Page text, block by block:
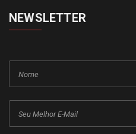
NEWSLETTER